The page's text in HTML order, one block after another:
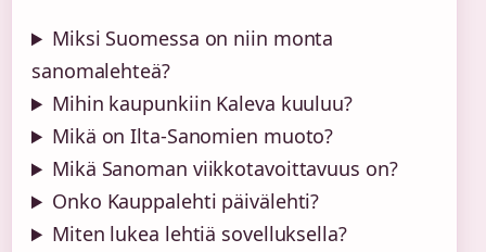
Miksi Suomessa on niin monta
sanomalehteä?
Mihin kaupunkiin Kaleva kuuluu?
Mikä on Ilta-Sanomien muoto?
Mikä Sanoman viikkotavoittavuus on?
Onko Kauppalehti päivälehti?
Miten lukea lehtiä sovelluksella?